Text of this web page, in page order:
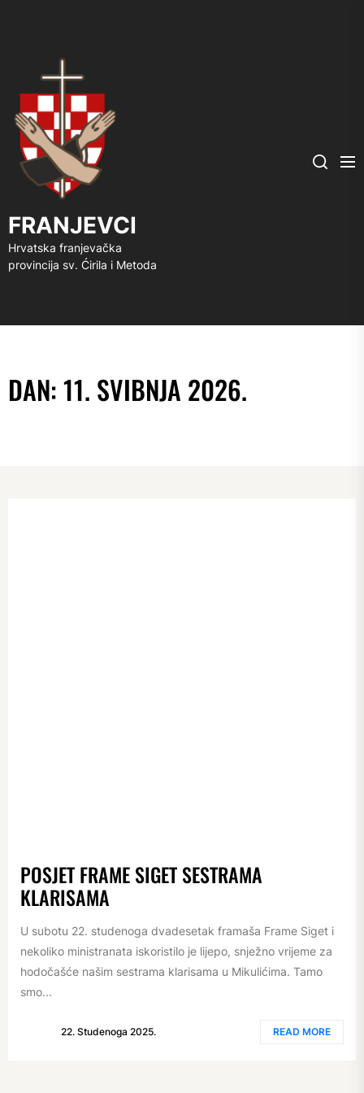
FRANJEVCI
Hrvatska franjevačka
provincija sv. Ćirila i Metoda
Search
DAN:11. SVIBNJA 2026.
POSJET FRAME SIGET SESTRAMA
KLARISAMA
U subotu 22. studenoga dvadesetak framaša Frame Siget i
nekoliko ministranata iskoristilo je lijepo, snježno vrijeme za
hodočašće našim sestrama klarisama u Mikulićima. Tamo
smo...
22. Studenoga 2025. READ MORE